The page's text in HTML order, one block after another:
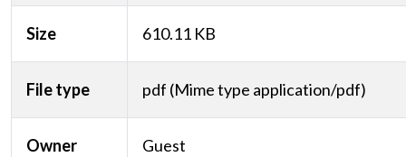
Size 610.11 KB
File type pdf (Mime type application/pdf)
Owner Guest